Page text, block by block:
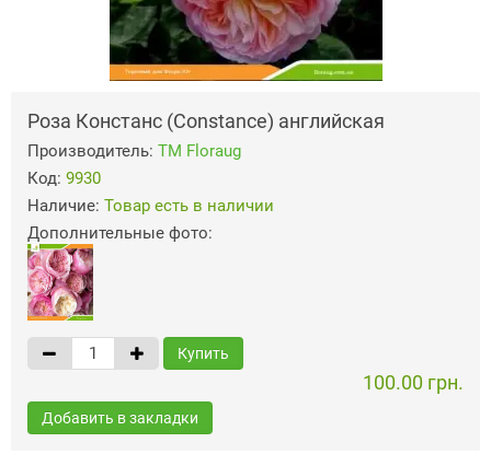
Роза Констанс (Constance) английская
Производитель: ТМ Floraug
Код: 9930
Наличие: Товар есть в наличии
Дополнительные фото:
Купить
100.00 грн.
Добавить в закладки